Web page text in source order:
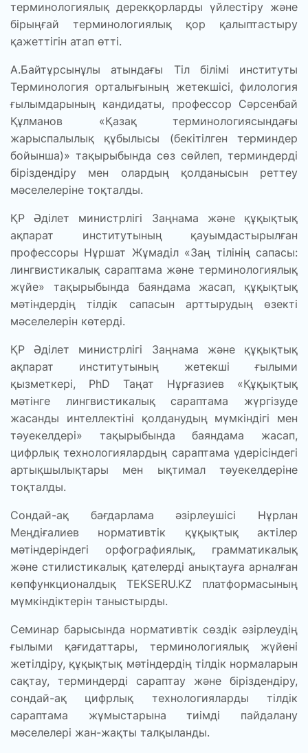
терминологиялық дерекқорларды үйлестіру және
бірыңғай терминологиялық қор қалыптастыру
қажеттігін атап өтті.
А.Байтұрсынұлы атындағы Тіл білімі институты
Терминология орталығының жетекшісі, филология
ғылымдарының кандидаты, профессор Сәрсенбай
Құлманов «Қазақ терминологиясындағы
жарыспалылық құбылысы (бекітілген терминдер
бойынша)» тақырыбында сөз сөйлеп, терминдерді
біріздендіру мен олардың қолданысын реттеу
мәселелеріне тоқталды.
ҚР Әділет министрлігі Заңнама және құқықтық
ақпарат институтының қауымдастырылған
профессоры Нұршат Жұмаділ «Заң тілінің сапасы:
лингвистикалық сараптама және терминологиялық
жүйе» тақырыбында баяндама жасап, құқықтық
мәтіндердің тілдік сапасын арттырудың өзекті
мәселелерін көтерді.
ҚР Әділет министрлігі Заңнама және құқықтық
ақпарат институтының жетекші ғылыми
қызметкері, PhD Таңат Нұрғазиев «Құқықтық
мәтінге лингвистикалық сараптама жүргізуде
жасанды интеллектіні қолданудың мүмкіндігі мен
тәуекелдері» тақырыбында баяндама жасап,
цифрлық технологиялардың сараптама үдерісіндегі
артықшылықтары мен ықтимал тәуекелдеріне
тоқталды.
Сондай-ақ бағдарлама әзірлеушісі Нұрлан
Меңдіғалиев нормативтік құқықтық актілер
мәтіндеріндегі орфографиялық, грамматикалық
және стилистикалық қателерді анықтауға арналған
көпфункционалдық TEKSERU.KZ платформасының
мүмкіндіктерін таныстырды.
Семинар барысында нормативтік сөздік әзірлеудің
ғылыми қағидаттары, терминологиялық жүйені
жетілдіру, құқықтық мәтіндердің тілдік нормаларын
сақтау, терминдерді сараптау және біріздендіру,
сондай-ақ цифрлық технологияларды тілдік
сараптама жұмыстарына тиімді пайдалану
мәселелері жан-жақты талқыланды.